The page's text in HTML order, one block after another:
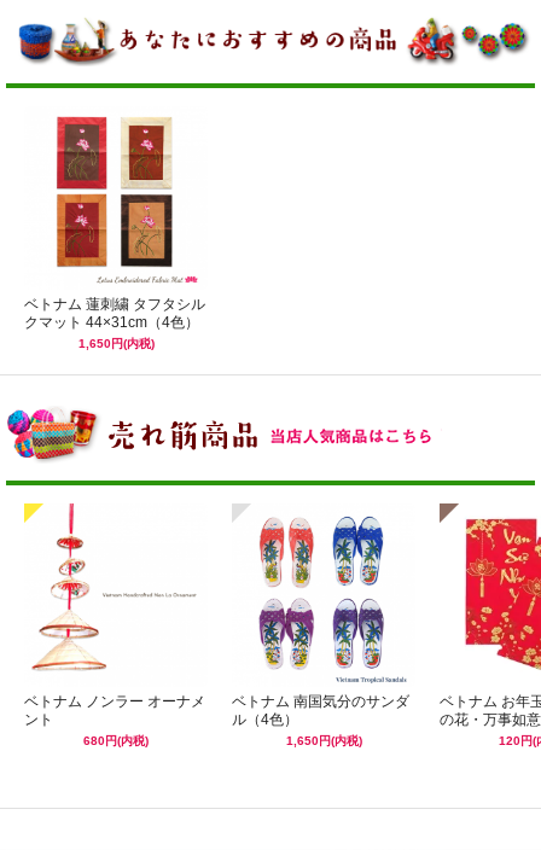
ベトナム 蓮刺繍 タフタシル
クマット 44×31cm（4色）
1,650円(内税)
ベトナム ノンラー オーナメ
ント
680円(内税)
ベトナム 南国気分のサンダ
ル（4色）
1,650円(内税)
ベトナム お年
の花・万事如意
120円(